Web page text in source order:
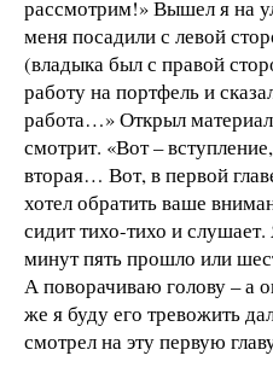
рассмотрим!» Вышел я на
меня посадили с левой
(владыка был с правой
работу на портфель и
работа…» Открыл
смотрит. «Вот –
вторая… Вот, в первой
хотел обратить ваше
сидит тихо-тихо и
минут пять прошло или
А поворачиваю голову – а
же я буду его тревожить
смотрел на эту первую